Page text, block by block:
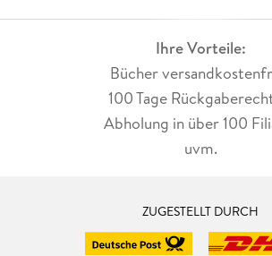
Ihre Vorteile:
Bücher
100 Tage
Abholung in über 100
uvm.
ZUGESTELLT DURCH